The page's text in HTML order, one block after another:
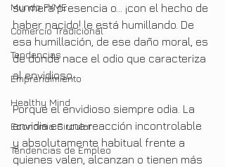
Mundo PYME
Comercio Tradicional
Tendencias
Emprendimiento
Healthy Mind
Economia Circular
Tendencias de Empleo
su mera presencia o… ¡con el hecho de
haber nacido! le está humillando. De
esa humillación, de ese daño moral, es
de donde nace el odio que caracteriza
al envidioso.
Porque el envidioso siempre odia. La
envidia es una reacción incontrolable
y absolutamente habitual frente a
quienes valen, alcanzan o tienen más